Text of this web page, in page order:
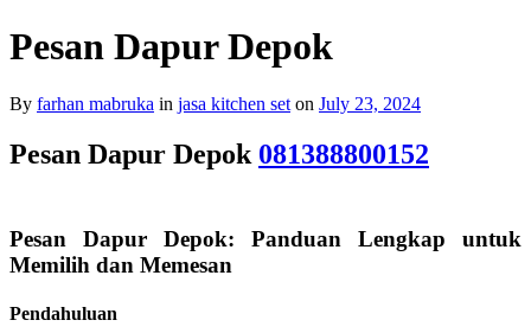
Pesan Dapur Depok
By farhan mabruka in jasa kitchen set on July 23, 2024
Pesan Dapur Depok 081388800152
Pesan Dapur Depok: Panduan Lengkap untuk
Memilih dan Memesan
Pendahuluan